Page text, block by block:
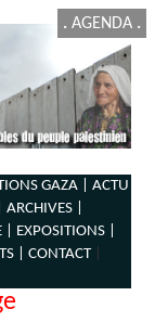
. AGENDA .
GAZA |
ACTU
ARCHIVES |
EXPOSITIONS |
| CONTACT|